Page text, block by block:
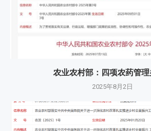
农业农村部：四项农药管理
2025年8月2日